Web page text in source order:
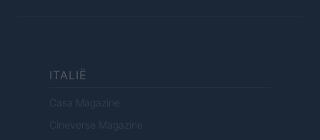
ITALIË
Casa Magazine
Cineverse Magazine